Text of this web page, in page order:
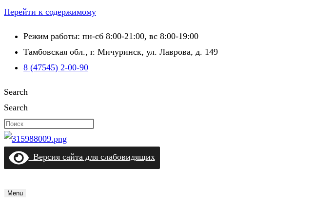
Перейти к содержимому
Режим работы: пн-сб 8:00-21:00, вс 8:00-19:00
Тамбовская обл., г. Мичуринск, ул. Лаврова, д. 149
8 (47545) 2-00-90
Search
Search
Версия сайта для слабовидящих
Menu